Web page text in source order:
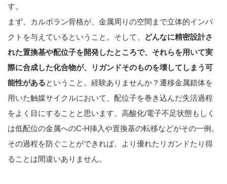
す。
まず、カルボラン骨格が、金属周りの空間まで立体的インパ
クトを与えているということ。そして、
どんなに精密設計さ
れた置換基や配位子を開発したところで、それらを用いて実
際に合成した化合物が、リガンドそのものを壊してしまう可
能性があるということ。経験ありませんか？遷移金属錯体を
用いた触媒サイクルにおいて、配位子を巻き込んだ失活過程
をよく目にすることと思います。高酸化/電子不足状態もしく
は低配位の金属へのC-H挿入や置換基の転移などがその一例。
その過程を防ぐことができれば、より優れたリガンドたり得
ることは間違いありません。